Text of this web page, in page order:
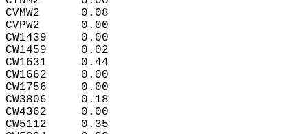
CVMW2      0.08
CVPW2      0.00
CW1439     0.00
CW1459     0.02
CW1631     0.44
CW1662     0.00
CW1756     0.00
CW3806     0.18
CW4362     0.00
CW5112     0.35